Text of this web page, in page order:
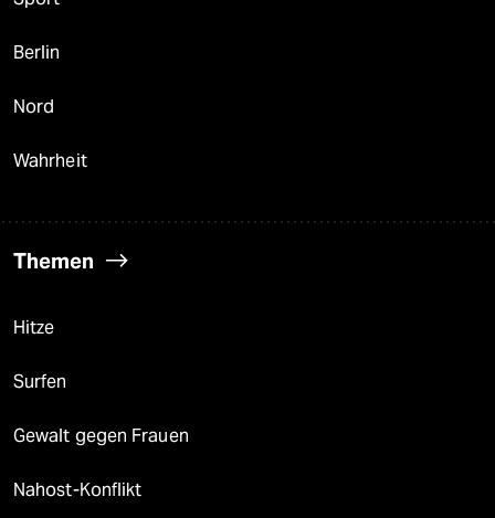
Berlin
Nord
Wahrheit
Themen
Hitze
Surfen
Gewalt gegen Frauen
Nahost-Konflikt